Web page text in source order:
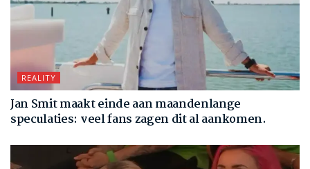
REALITY
Jan Smit maakt einde aan maandenlange
speculaties: veel fans zagen dit al aankomen.